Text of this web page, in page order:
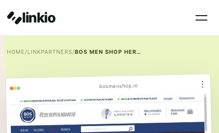
linkio
HOME/LINKPARTNERS/ BOS MEN SHOP HERENKLEDING
bosmenshop.nl ⋮